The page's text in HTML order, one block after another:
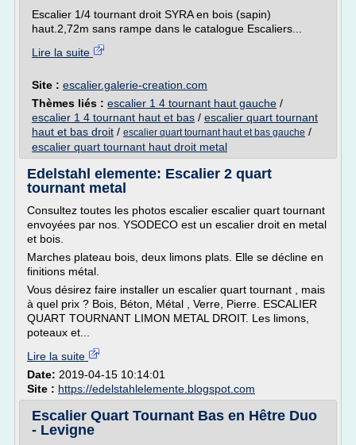
Escalier 1/4 tournant droit SYRA en bois (sapin)
haut.2,72m sans rampe dans le catalogue Escaliers...
Lire la suite
Site : escalier.galerie-creation.com
Thèmes liés : escalier 1 4 tournant haut gauche /
escalier 1 4 tournant haut et bas / escalier quart tournant
haut et bas droit / escalier quart tournant haut et bas gauche /
escalier quart tournant haut droit metal
Edelstahl elemente: Escalier 2 quart
tournant metal
Consultez toutes les photos escalier escalier quart tournant
envoyées par nos. YSODECO est un escalier droit en metal
et bois.
Marches plateau bois, deux limons plats. Elle se décline en
finitions métal.
Vous désirez faire installer un escalier quart tournant , mais
à quel prix ? Bois, Béton, Métal , Verre, Pierre. ESCALIER
QUART TOURNANT LIMON METAL DROIT. Les limons,
poteaux et...
Lire la suite
Date: 2019-04-15 10:14:01
Site : https://edelstahlelemente.blogspot.com
Escalier Quart Tournant Bas en Hêtre Duo
- Levigne